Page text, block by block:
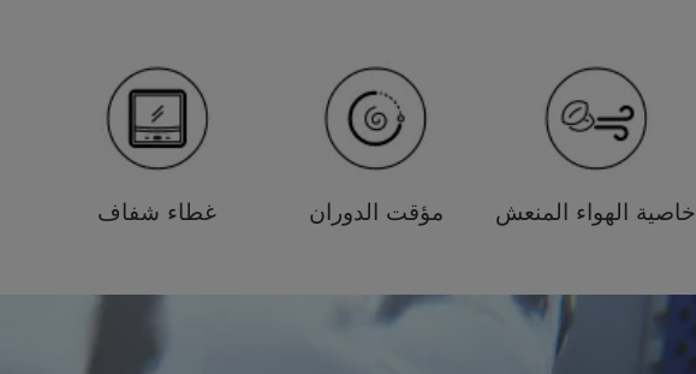
خاصية الهواء المنعش مؤقت الدوران غطاء شفاف